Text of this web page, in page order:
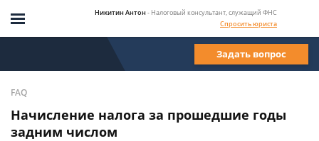
Никитин Антон - Налоговый консультант, служащий ФНС
Спросить юриста
Задать вопрос
FAQ
Начисление налога за прошедшие годы
задним числом